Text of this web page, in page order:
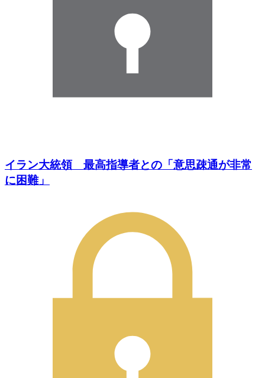
イラン大統領 最高指導者との「意思疎通が非常
に困難」